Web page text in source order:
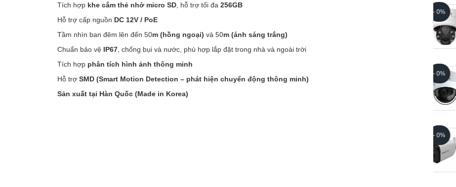
Tích hợp khe cắm thẻ nhớ micro SD, hỗ trợ tối đa 256GB
Hỗ trợ cấp nguồn DC 12V / PoE
Tầm nhìn ban đêm lên đến 50m (hồng ngoại) và 50m (ánh sáng trắng)
Chuẩn bảo vệ IP67, chống bụi và nước, phù hợp lắp đặt trong nhà và ngoài trời
Tích hợp phân tích hình ảnh thông minh
Hỗ trợ SMD (Smart Motion Detection – phát hiện chuyển động thông minh)
Sản xuất tại Hàn Quốc (Made in Korea)
Ngoài Trời NE5100VD-SIR1-F2.8